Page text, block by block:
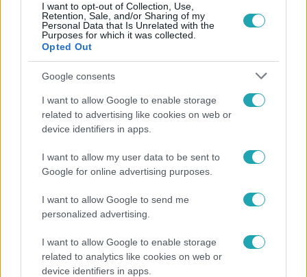
I want to opt-out of Collection, Use,
Retention, Sale, and/or Sharing of my
Personal Data that Is Unrelated with the
Purposes for which it was collected.
Opted Out
Google consents
I want to allow Google to enable storage
related to advertising like cookies on web or
device identifiers in apps.
I want to allow my user data to be sent to
Google for online advertising purposes.
I want to allow Google to send me
personalized advertising.
I want to allow Google to enable storage
related to analytics like cookies on web or
device identifiers in apps.
Felrobbant egy powerbank, pillanatok alatt porig
égett egy autó Debrecenben.